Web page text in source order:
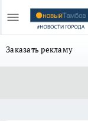
Заказать рекламу